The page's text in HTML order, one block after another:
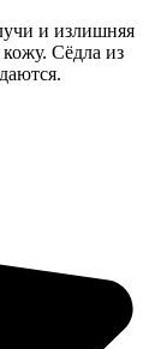
и излишняя
Сёдла из